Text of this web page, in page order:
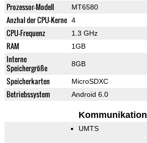
Prozessor-Modell MT6580
Anzhal der CPU-Kerne 4
CPU-Frequenz 1.3 GHz
RAM 1GB
Interne
Speichergröße
8GB
Speicherkarten MicroSDXC
Betriebssystem Android 6.0
Kommunikation
UMTS